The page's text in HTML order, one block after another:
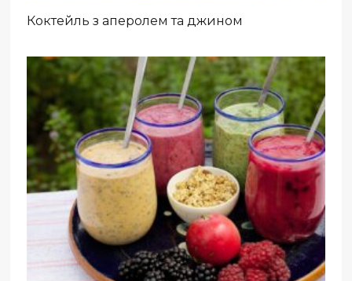
Коктейль з аперолем та джином